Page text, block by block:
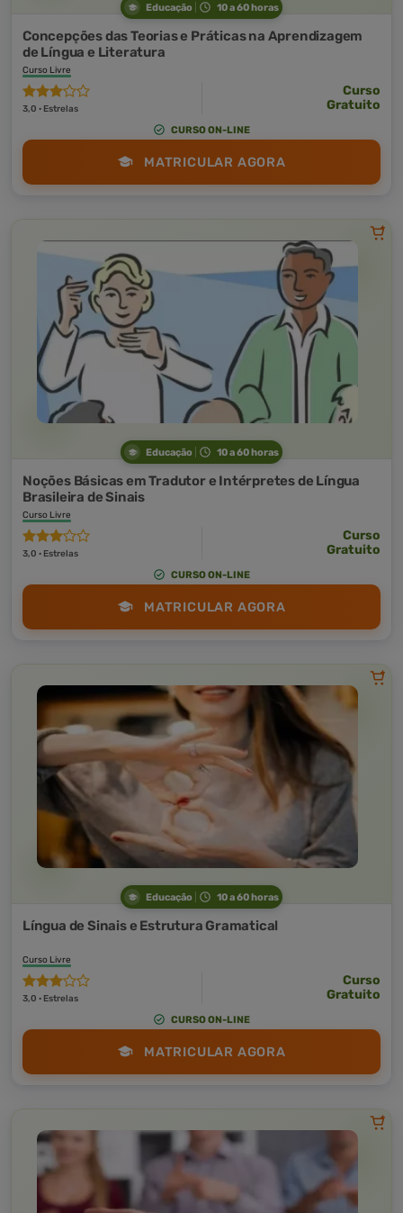
Educação 10 a 60 horas
Concepções das Teorias e Práticas na Aprendizagem
de Língua e Literatura
Curso Livre
3,0 · Estrelas
Curso
Gratuito
CURSO ON-LINE
MATRICULAR AGORA
Educação 10 a 60 horas
Noções Básicas em Tradutor e Intérpretes de Língua
Brasileira de Sinais
Curso Livre
3,0 · Estrelas
Curso
Gratuito
CURSO ON-LINE
MATRICULAR AGORA
Educação 10 a 60 horas
Língua de Sinais e Estrutura Gramatical
Curso Livre
3,0 · Estrelas
Curso
Gratuito
CURSO ON-LINE
MATRICULAR AGORA